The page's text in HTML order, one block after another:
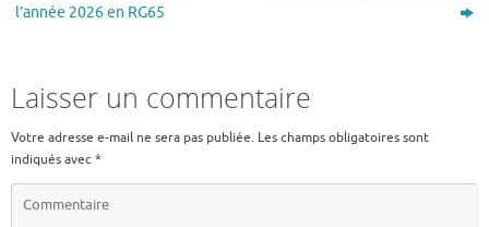
l’année 2026 en RG65
Laisser un commentaire
Votre adresse e-mail ne sera pas publiée. Les champs obligatoires sont
indiqués avec*